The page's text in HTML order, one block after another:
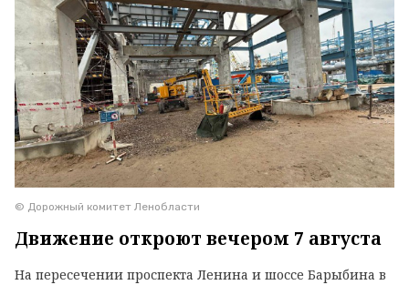
© Дорожный комитет Ленобласти
Движение откроют вечером 7 августа
На пересечении проспекта Ленина и шоссе Барыбина в